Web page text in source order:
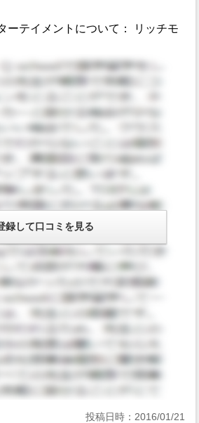
ーテイメントについて： リッチモ
投稿日時： 2016/01/21